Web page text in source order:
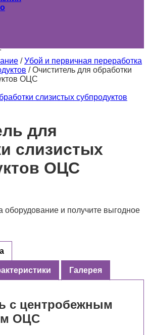
/ Убой и первичная переработка
/Очиститель для обработки
ОЦС
для
слизистых
ОЦС
оборудование и получите выгодное
Галерея
с центробежным
ОЦС